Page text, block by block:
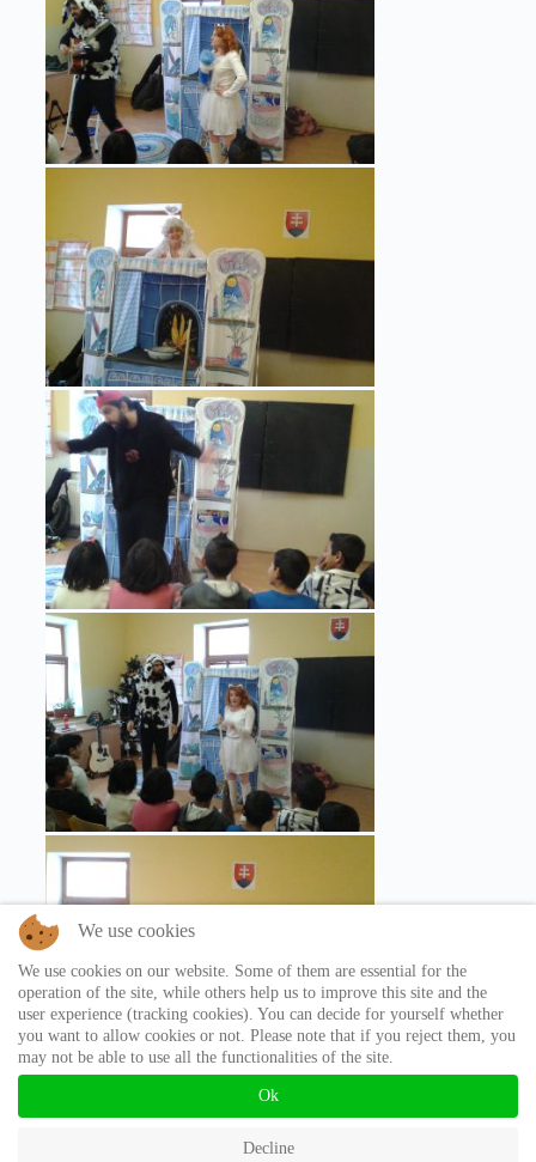
Prihlásiť sa Pridať projekt Ochrana osobných údajov
We use cookies
We use cookies on our website. Some of them are essential for the
operation of the site, while others help us to improve this site and the
user experience (tracking cookies). You can decide for yourself whether
you want to allow cookies or not. Please note that if you reject them, you
may not be able to use all the functionalities of the site.
Ok
Decline